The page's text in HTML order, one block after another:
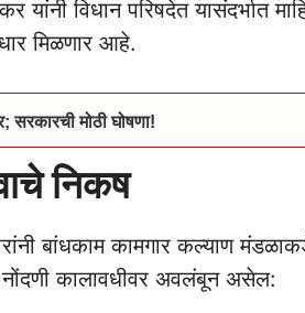
विधान परिषदेत यासंदर्भात
मिळणार आहे.
सरकारची मोठी घोषणा!
निकष
बांधकाम कामगार कल्याण
कालावधीवर अवलंबून असेल: